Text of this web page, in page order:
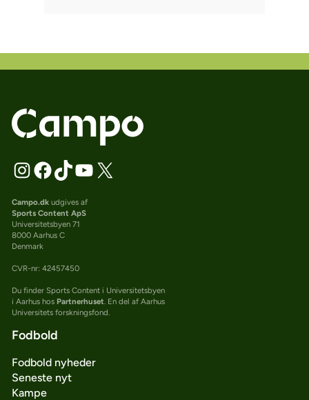
Campo.dkudgives af
Sports Content ApS
Universitetsbyen 71
8000 Aarhus C
Denmark
CVR-nr: 42457450
Du finder Sports Content i Universitetsbyen
i Aarhus hos Partnerhuset. En del af Aarhus
Universitets forskningsfond.
Fodbold
Fodbold nyheder
Seneste nyt
Kampe